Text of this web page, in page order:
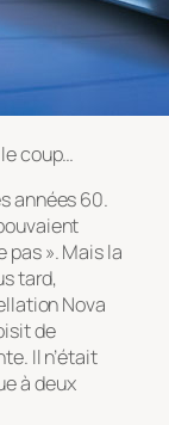
coup…
années 60.
pas ». Mais la
tard,
Nova
de
Il n’était
à deux